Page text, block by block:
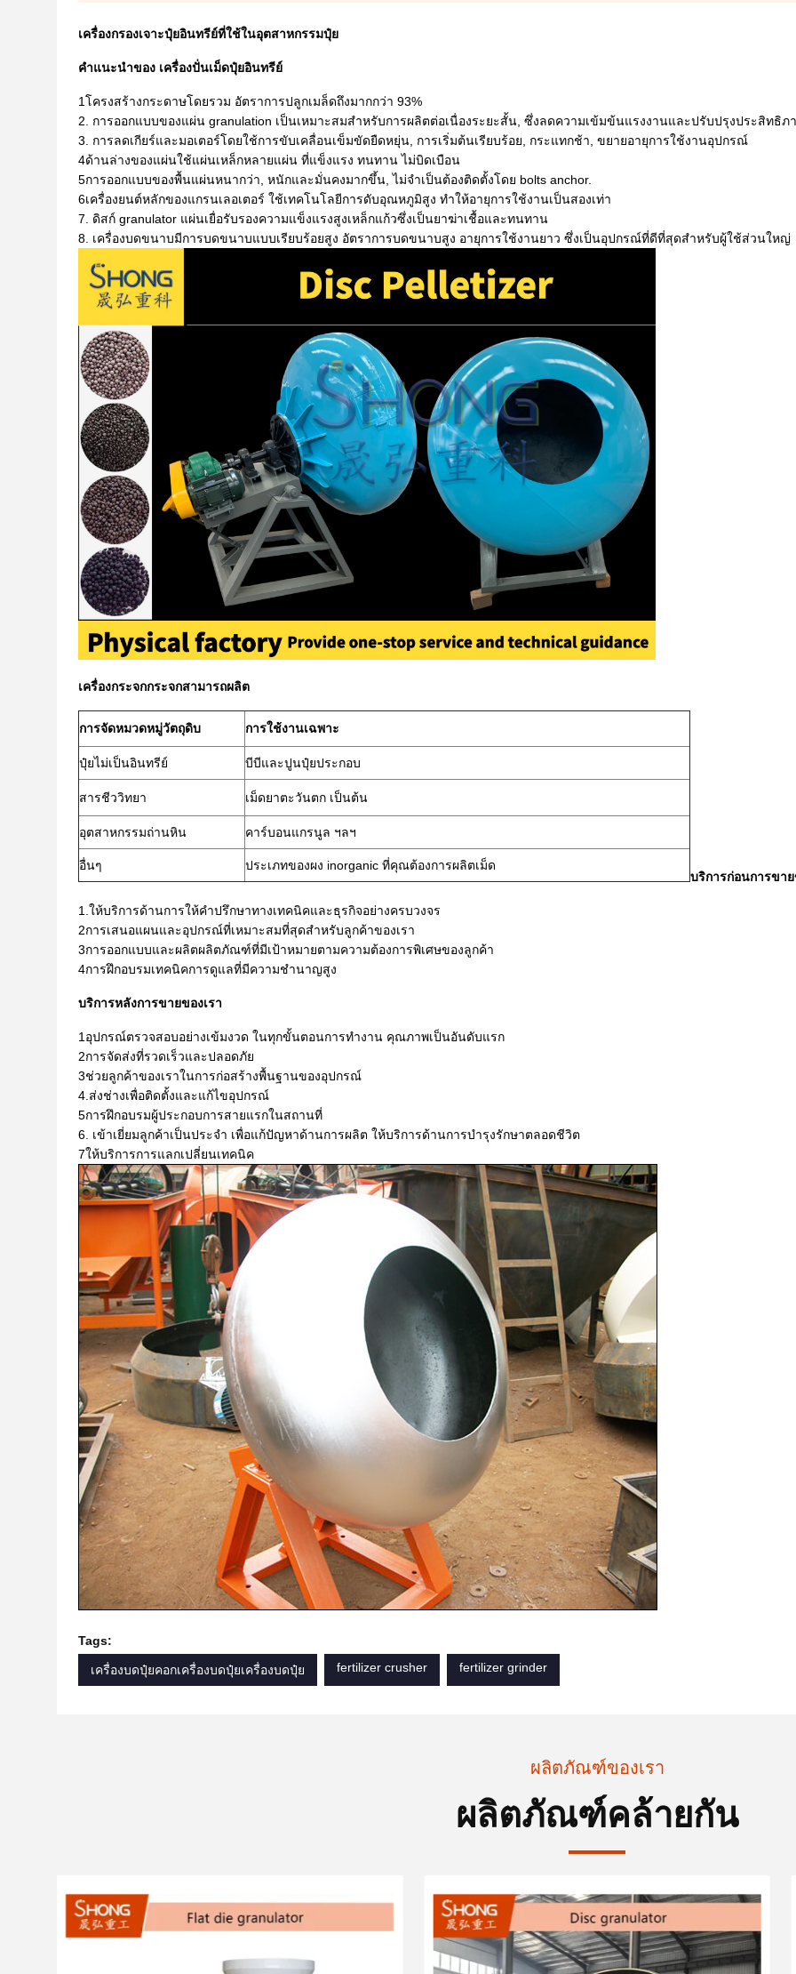
เครื่องกรองเจาะปุ๋ยอินทรีย์ที่ใช้ในอุตสาหกรรมปุ๋ย
คําแนะนําของ เครื่องปั่นเม็ดปุ๋ยอินทรีย์
1โครงสร้างกระดาษโดยรวม อัตราการปลูกเมล็ดถึงมากกว่า 93%
2. การออกแบบของแผ่น granulation เป็นเหมาะสมสําหรับการผลิตต่อเนื่องระยะสั้น, ซึ่งลดความเข้มข้นแรงงานและปรับปรุงประสิทธิภ
3. การลดเกียร์และมอเตอร์โดยใช้การขับเคลื่อนเข็มขัดยืดหยุ่น, การเริ่มต้นเรียบร้อย, กระแทกช้า, ขยายอายุการใช้งานอุปกรณ์
4ด้านล่างของแผ่นใช้แผ่นเหล็กหลายแผ่น ที่แข็งแรง ทนทาน ไม่บิดเบือน
5การออกแบบของพื้นแผ่นหนากว่า, หนักและมั่นคงมากขึ้น, ไม่จําเป็นต้องติดตั้งโดย bolts anchor.
6เครื่องยนต์หลักของแกรนเลอเตอร์ ใช้เทคโนโลยีการดับอุณหภูมิสูง ทําให้อายุการใช้งานเป็นสองเท่า
7. ดิสก์ granulator แผ่นเยื่อรับรองความแข็งแรงสูงเหล็กแก้วซึ่งเป็นยาฆ่าเชื้อและทนทาน
8. เครื่องบดขนาบมีการบดขนาบแบบเรียบร้อยสูง อัตราการบดขนาบสูง อายุการใช้งานยาว ซึ่งเป็นอุปกรณ์ที่ดีที่สุดสําหรับผู้ใช้ส่วนใหญ่
เครื่องกระจกกระจกสามารถผลิต
การจัดหมวดหมู่วัตถุดิบ การใช้งานเฉพาะ
ปุ๋ยไม่เป็นอินทรีย์ บีบีและปูนปุ๋ยประกอบ
สารชีววิทยา เม็ดยาตะวันตก เป็นต้น
อุตสาหกรรมถ่านหิน คาร์บอนแกรนูล ฯลฯ
อื่นๆ
ประเภทของผง inorganic ที่คุณต้องการผลิตเม็ด
บริการก่อนการขาย
1.ให้บริการด้านการให้คําปรึกษาทางเทคนิคและธุรกิจอย่างครบวงจร
2การเสนอแผนและอุปกรณ์ที่เหมาะสมที่สุดสําหรับลูกค้าของเรา
3การออกแบบและผลิตผลิตภัณฑ์ที่มีเป้าหมายตามความต้องการพิเศษของลูกค้า
4การฝึกอบรมเทคนิคการดูแลที่มีความชํานาญสูง
บริการหลังการขายของเรา
1อุปกรณ์ตรวจสอบอย่างเข้มงวด ในทุกขั้นตอนการทํางาน คุณภาพเป็นอันดับแรก
2การจัดส่งที่รวดเร็วและปลอดภัย
3ช่วยลูกค้าของเราในการก่อสร้างพื้นฐานของอุปกรณ์
4.ส่งช่างเพื่อติดตั้งและแก้ไขอุปกรณ์
5การฝึกอบรมผู้ประกอบการสายแรกในสถานที่
6. เข้าเยี่ยมลูกค้าเป็นประจํา เพื่อแก้ปัญหาด้านการผลิต ให้บริการด้านการบํารุงรักษาตลอดชีวิต
7ให้บริการการแลกเปลี่ยนเทคนิค
Tags:
เครื่องบดปุ๋ยคอกเครื่องบดปุ๋ยเครื่องบดปุ๋ย fertilizer crusher fertilizer grinder
ผลิตภัณฑ์ของเรา
ผลิตภัณฑ์คล้ายกัน